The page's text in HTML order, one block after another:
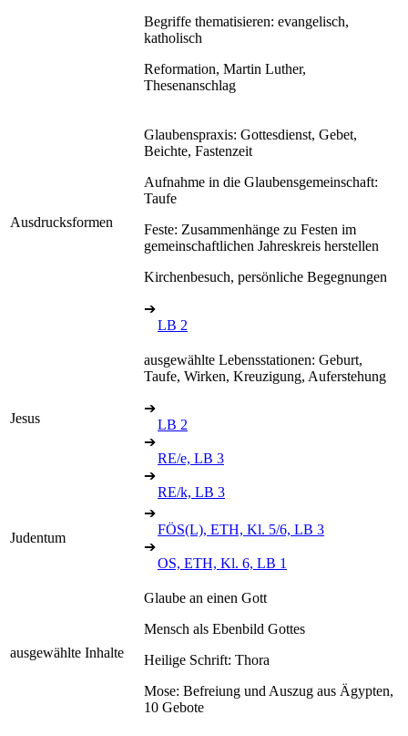
Begriffe thematisieren: evangelisch,
katholisch
Reformation, Martin Luther,
Thesenanschlag
Ausdrucksformen
Glaubenspraxis: Gottesdienst, Gebet,
Beichte, Fastenzeit
Aufnahme in die Glaubensgemeinschaft:
Taufe
Feste: Zusammenhänge zu Festen im
gemeinschaftlichen Jahreskreis herstellen
Kirchenbesuch, persönliche Begegnungen
➔
LB 2
Jesus
ausgewählte Lebensstationen: Geburt,
Taufe, Wirken, Kreuzigung, Auferstehung
➔
LB 2
➔
RE/e, LB 3
➔
RE/k, LB 3
Judentum
➔
FÖS(L), ETH, Kl. 5/6, LB 3
➔
OS, ETH, Kl. 6, LB 1
ausgewählte Inhalte
Glaube an einen Gott
Mensch als Ebenbild Gottes
Heilige Schrift: Thora
Mose: Befreiung und Auszug aus Ägypten,
10 Gebote